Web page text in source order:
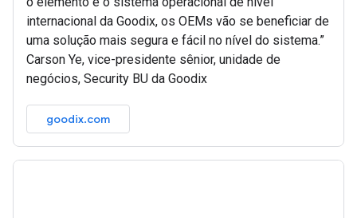
internacional da Goodix, os OEMs vão se beneficiar de
uma solução mais segura e fácil no nível do sistema.”
Carson Ye, vice-presidente sênior, unidade de
negócios, Security BU da Goodix
goodix.com